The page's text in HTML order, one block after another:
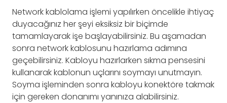
Network kablolama işlemi yapılırken öncelikle ihtiyaç
duyacağınız her şeyi eksiksiz bir biçimde
tamamlayarak işe başlayabilirsiniz. Bu aşamadan
sonra network kablosunu hazırlama adımına
geçebilirsiniz. Kabloyu hazırlarken sıkma pensesini
kullanarak kablonun uçlarını soymayı unutmayın.
Soyma işleminden sonra kabloyu konektöre takmak
için gereken donanımı yanınıza alabilirsiniz.